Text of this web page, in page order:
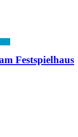
Festspielhaus